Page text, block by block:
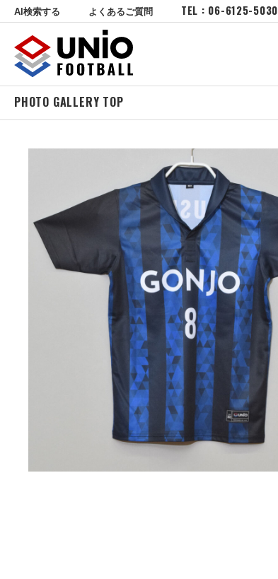
AI検索する よくあるご質問 TEL : 06-6125-5030
PHOTO GALLERY TOP